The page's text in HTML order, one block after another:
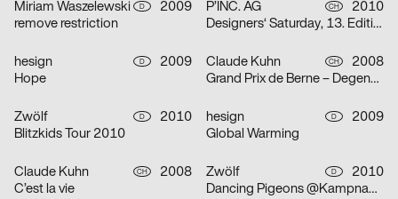
Miriam Waszelewski D
2009
remove restriction
P’INC. AG CH
2010
Designers‘ Saturday, 13. Edition 2010
hesign D
2009
Hope
Claude Kuhn CH
2008
Grand Prix de Berne – Degenweltcupturnier
Zwölf D
2010
Blitzkids Tour 2010
hesign D
2009
Global Warming
Claude Kuhn CH
2008
C’est la vie
Zwölf D
2010
Dancing Pigeons @Kampnagel